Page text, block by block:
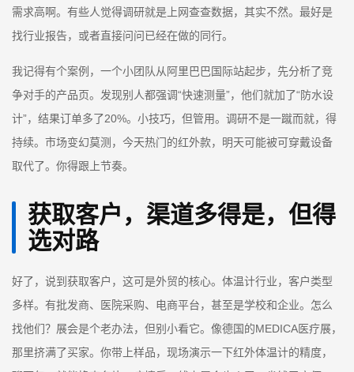
需求高啊。有些人觉得调研就是上网查查数据，其实不然。最好是
找行业报告，或者直接问问已经在做的同行。
我记得有个案例，一个小团队从阿里巴巴国际站起步，先分析了竞
争对手的产品页。发现别人都强调“快速测量”，他们就加了“防水设
计”，结果订单多了20%。小技巧，但管用。调研不是一蹴而就，得
持续。市场变幻莫测，今天热门的红外款，明天可能被可穿戴设备
取代了。你得跟上节奏。
获取客户，渠道多得是，但得
选对路
好了，说到获取客户，这可是外贸的核心。体温计行业，客户类型
多样。有批发商、医院采购、电商平台，甚至是学校和企业。怎么
找他们？展会是个老办法，但别小看它。像德国的MEDICA医疗展，
那里挤满了买家。你带上样品，现场演示一下红外体温计的精度，